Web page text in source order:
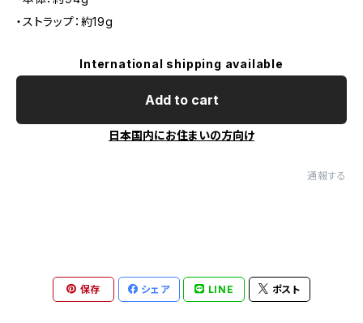
・ストラップ：約19g
International shipping available
Add to cart
日本国内にお住まいの方向け
通報する
保存 シェア LINE ポスト